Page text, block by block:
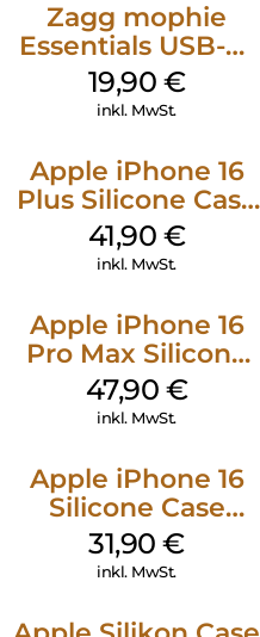
Zagg mophie
Essentials USB-C-
20W Charger PD
Weiß
19,90 €
inkl. MwSt.
Apple iPhone 16
Plus Silicone Case
MagSafe Stone
Gray
41,90 €
inkl. MwSt.
Apple iPhone 16
Pro Max Silicone
Case MagSafe
Black
47,90 €
inkl. MwSt.
Apple iPhone 16
Silicone Case
MagSafe Fuchsia
31,90€
inkl. MwSt.